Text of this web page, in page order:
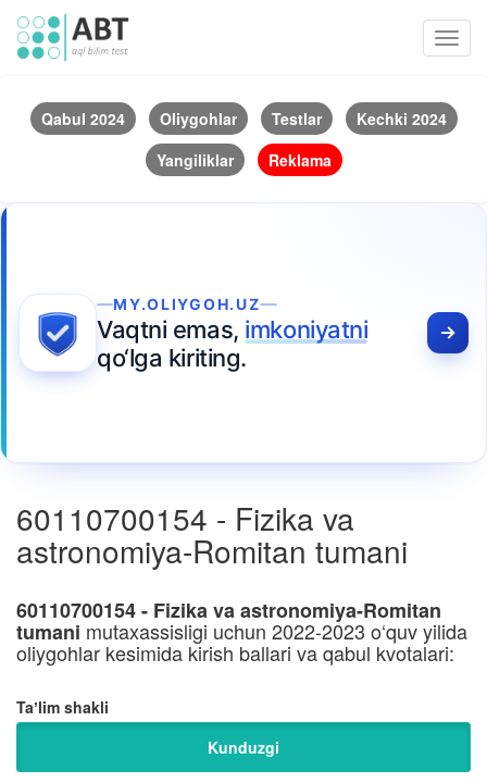
Qabul 2024 Oliygohlar Testlar
Kechki 2024
Yangiliklar
Reklama
MY.OLIYGOH.UZ
Vaqtni emas, imkoniyatni
qo‘lga kiriting.
60110700154 - Fizika va
astronomiya-Romitan tumani
60110700154 - Fizika va astronomiya-Romitan
tumani mutaxassisligi uchun 2022-2023 o‘quv yilida
oliygohlar kesimida kirish ballari va qabul kvotalari:
Taʼlim shakli
Kunduzgi